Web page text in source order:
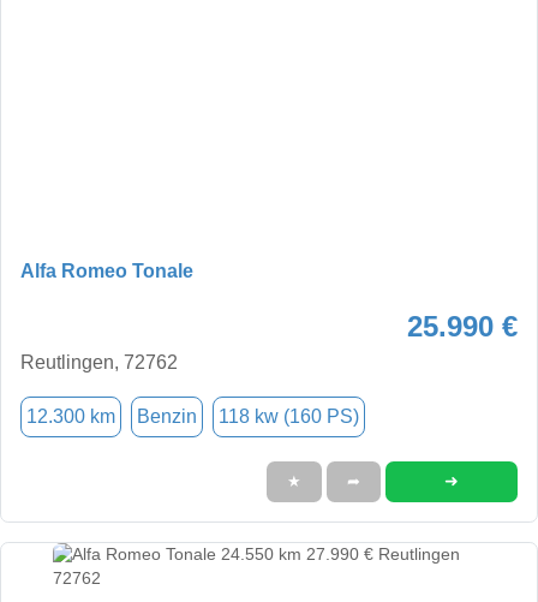
Alfa Romeo Tonale
25.990 €
Reutlingen, 72762
12.300 km Benzin 118 kw (160 PS)
★ ➦ ➜